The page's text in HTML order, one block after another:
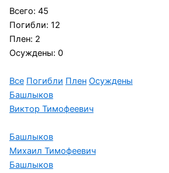
Всего: 45
Погибли: 12
Плен: 2
Осуждены: 0
Все Погибли Плен Осуждены
Башлыков
Виктор Тимофеевич
Башлыков
Михаил Тимофеевич
Башлыков